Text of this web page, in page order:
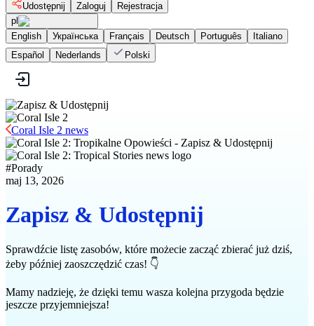
Udostępnij
Zaloguj
Rejestracja
pl
English
Українська Français Deutsch Português
Italiano
Español
Nederlands Polski
Coral Isle 2 news
#Porady
maj 13, 2026
Zapisz & Udostępnij
Sprawdźcie listę zasobów, które możecie zacząć zbierać już dziś,
żeby później zaoszczędzić czas! 👇
Mamy nadzieję, że dzięki temu wasza kolejna przygoda będzie
jeszcze przyjemniejsza!